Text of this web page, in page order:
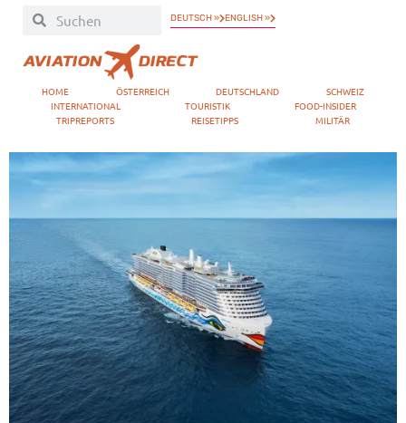
DEUTSCH » ENGLISH »
HOME ÖSTERREICH DEUTSCHLAND
SCHWEIZ
INTERNATIONAL
TOURISTIK
FOOD-INSIDER
TRIPREPORTS
REISETIPPS MILITÄR